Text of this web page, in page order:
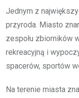
Jednym z
przyroda. Miasto
zespołu zbiorników
rekreacyjną i
spacerów, sportów
Na terenie miasta